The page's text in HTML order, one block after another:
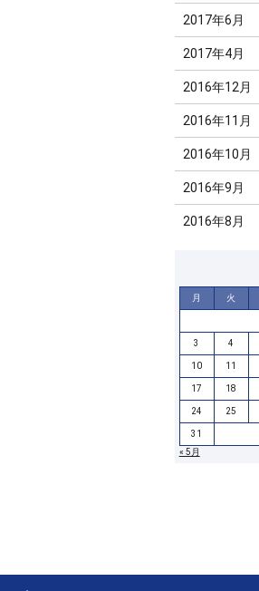
2017年6月
2017年4月
2016年12月
2016年11月
2016年10月
2016年9月
2016年8月
月 火
3 4
10 11
17 18
24 25
31
« 5月